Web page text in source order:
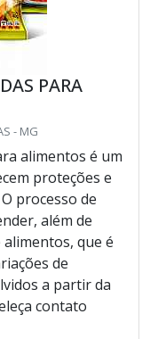
PARA
- MG
alimentos é um
proteções e
processo de
além de
que é
de
a partir da
contato